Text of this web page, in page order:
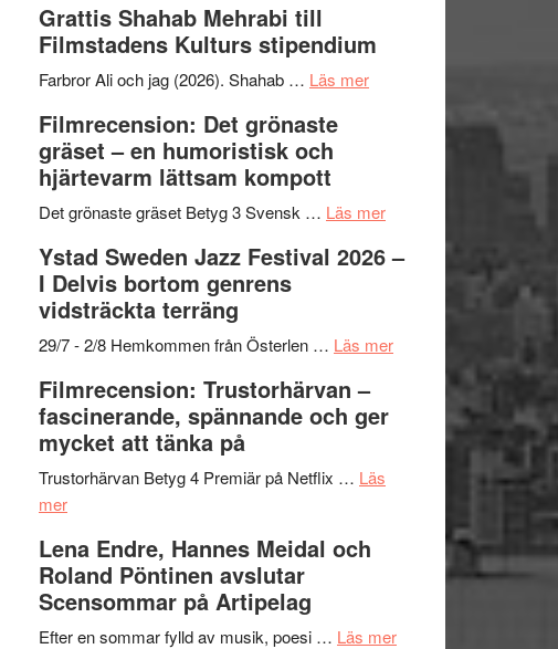
samarbeten
Files:
I
Want
Believe
–
Vrach
Frankenshtey
med
och
Scully
West
presenterar
årets
Grattis Shahab Mehrabi till
Filmstadens Kulturs stipendium
Farbror Ali och jag (2026). Shahab … Läs merom
Filmstadens
stipendium
Filmrecension: Det grönaste
gräset – en humoristisk och
hjärtevarm lättsam kompott
Det grönaste gräset Betyg 3 Svensk … Läs merom
Det
–
och
Ystad Sweden Jazz Festival 2026 –
I Delvis bortom genrens
vidsträckta terräng
29/7 - 2/8 Hemkommen från Österlen … Läs merom
vidsträckta
Filmrecension: Trustorhärvan –
fascinerande, spännande och ger
mycket att tänka på
Trustorhärvan Betyg 4 Premiär på Netflix … Läs
merom
Trustorhärvan
–
fascinerande,
spännande
Lena Endre, Hannes Meidal och
Roland Pöntinen avslutar
Scensommar på Artipelag
Efter en sommar fylld av musik, poesi … Läs merom